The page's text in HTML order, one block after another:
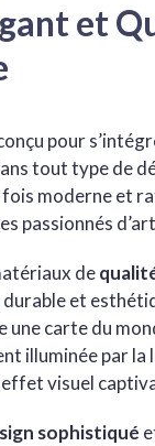
et
pour
tout type de
fois moderne et
passionnés
de
et
une carte du
illuminée par la
visuel
sophistiqué